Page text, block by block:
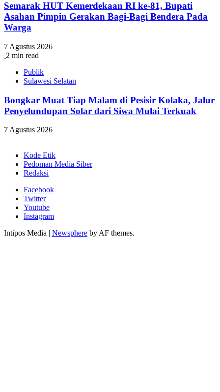
Semarak HUT Kemerdekaan RI ke-81, Bupati
Asahan Pimpin Gerakan Bagi-Bagi Bendera Pada
Warga
7 Agustus 2026
2 min read
Publik
Sulawesi Selatan
Bongkar Muat Tiap Malam di Pesisir Kolaka, Jalur
Penyelundupan Solar dari Siwa Mulai Terkuak
7 Agustus 2026
Kode Etik
Pedoman Media Siber
Redaksi
Facebook
Twitter
Youtube
Instagram
Intipos Media | Newsphere by AF themes.